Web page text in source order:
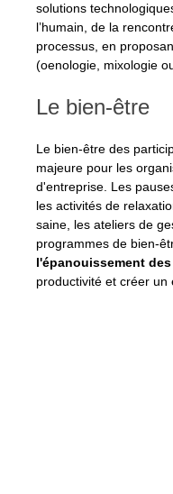
solutions
l’humain, de la
processus, en
(oenologie, mixologie
Le bien-être
Le bien-être des
majeure pour les
d'entreprise. Les
les activités de
saine, les ateliers de
programmes de bien-
l'épanouissement
productivité et créer un